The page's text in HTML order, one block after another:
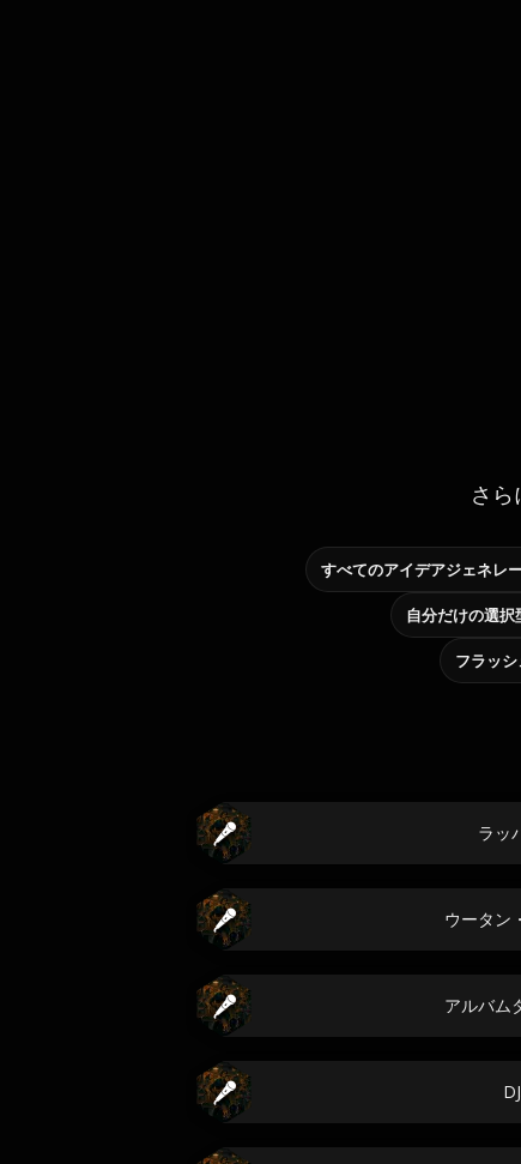
さら
すべてのアイデアジェネレ
フラッ
ラッ
ウータン
アルバム